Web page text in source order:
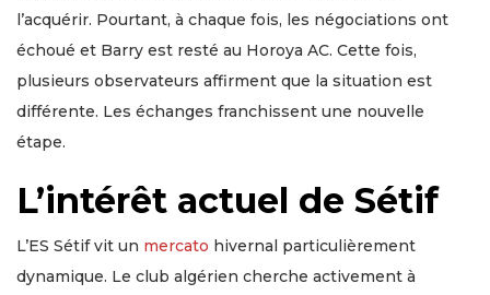
l’acquérir. Pourtant, à chaque fois, les négociations ont
échoué et Barry est resté au Horoya AC. Cette fois,
plusieurs observateurs affirment que la situation est
différente. Les échanges franchissent une nouvelle
étape.
L’intérêt actuel de Sétif
L’ES Sétif vit un mercato hivernal particulièrement
dynamique. Le club algérien cherche activement à